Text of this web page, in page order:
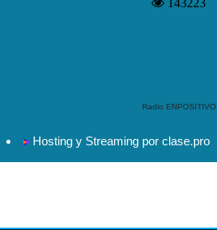
Radio ENPOSITIVO
Hosting y Streaming por clase.pro